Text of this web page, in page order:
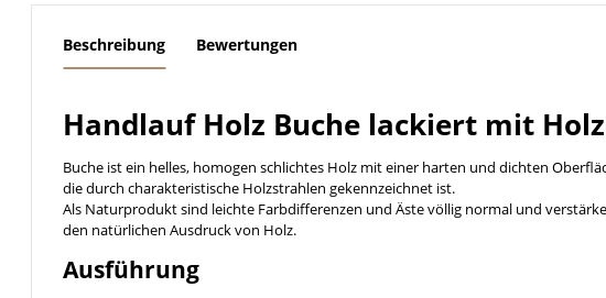
Beschreibung Bewertungen
Handlauf Holz Buche lackiert mit
Buche ist ein helles, homogen schlichtes Holz mit einer harten und dichten
die durch charakteristische Holzstrahlen gekennzeichnet ist.
Als Naturprodukt sind leichte Farbdifferenzen und Äste völlig normal und
den natürlichen Ausdruck von Holz.
Ausführung